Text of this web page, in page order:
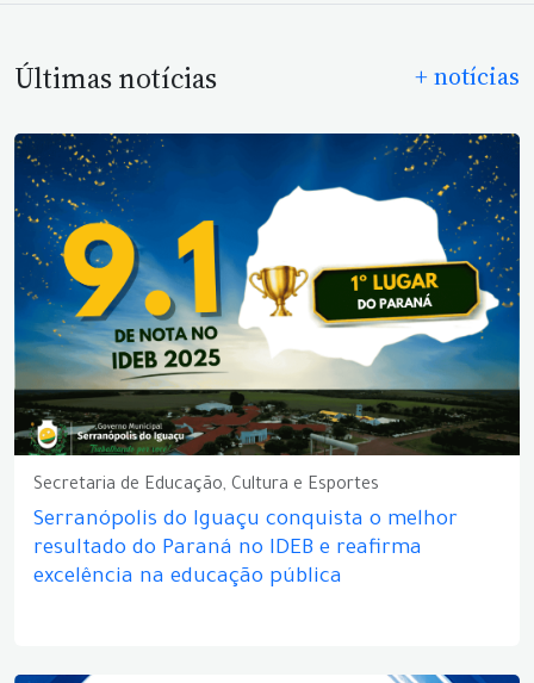
Últimas notícias + notícias
Secretaria de Educação, Cultura e Esportes
Serranópolis do Iguaçu conquista o melhor
resultado do Paraná no IDEB e reafirma
excelência na educação pública